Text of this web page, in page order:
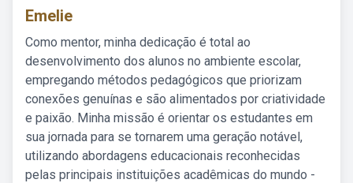
Emelie
Como mentor, minha dedicação é total ao
desenvolvimento dos alunos no ambiente escolar,
empregando métodos pedagógicos que priorizam
conexões genuínas e são alimentados por criatividade
e paixão. Minha missão é orientar os estudantes em
sua jornada para se tornarem uma geração notável,
utilizando abordagens educacionais reconhecidas
pelas principais instituições acadêmicas do mundo -